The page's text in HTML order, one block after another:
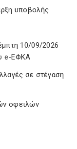
υποβολής
10/09/2026
e-ΕΦΚΑ
σε στέγαση
οφειλών